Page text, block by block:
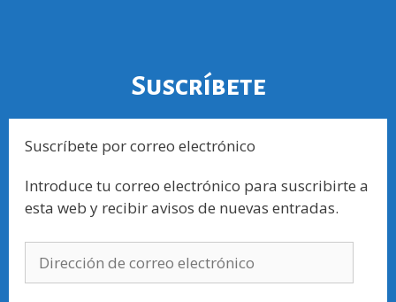
Suscríbete
Suscríbete por correo electrónico
Introduce tu correo electrónico para suscribirte a
esta web y recibir avisos de nuevas entradas.